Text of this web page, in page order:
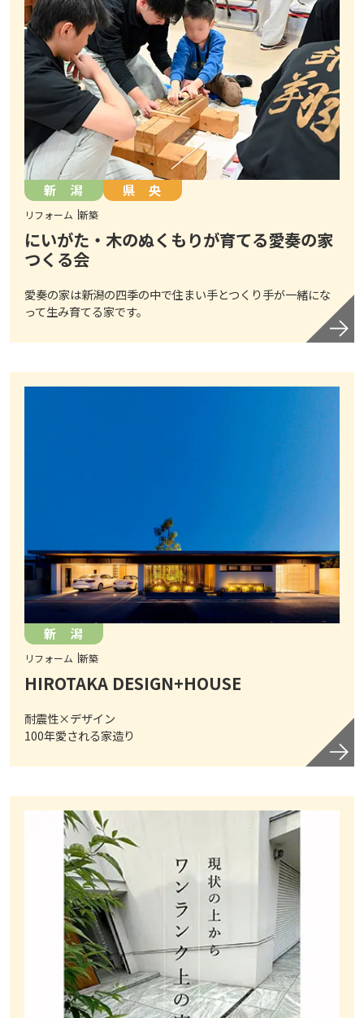
新 潟 県 央
リフォーム 新築
にいがた・木のぬくもりが育てる愛奏の家
つくる会
愛奏の家は新潟の四季の中で住まい手とつくり手が一緒にな
って生み育てる家です。
新 潟
リフォーム 新築
HIROTAKA DESIGN+HOUSE
耐震性×デザイン
100年愛される家造り